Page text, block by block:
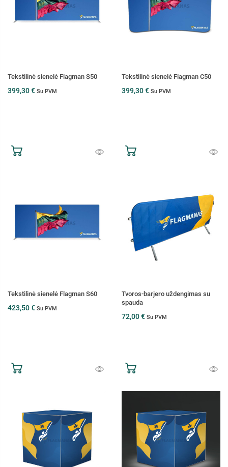
Tekstilinė sienelė Flagman S50
399,30 € Su PVM
Tekstilinė sienelė Flagman C50
399,30 € Su PVM
Tekstilinė sienelė Flagman S60
423,50 € Su PVM
Tvoros-barjero uždengimas su
spauda
72,00 € Su PVM